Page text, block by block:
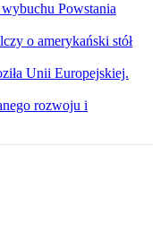
wybuchu Powstania
o amerykański stół
Unii Europejskiej.
rozwoju i